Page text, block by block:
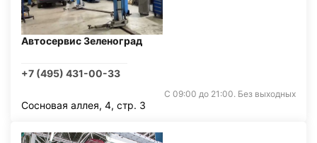
Автосервис Зеленоград
+7 (495) 431-00-33
С 09:00 до 21:00. Без выходных
Сосновая аллея, 4, стр. 3